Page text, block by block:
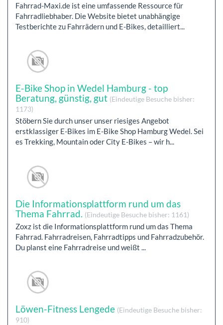
Fahrrad-Maxi.de ist eine umfassende Ressource für
Fahrradliebhaber. Die Website bietet unabhängige
Testberichte zu Fahrrädern und E-Bikes, detailliert...
E-Bike Shop in Wedel Hamburg - top
Beratung, günstig, gut (Eindeutige Besuche bisher:
1173)
Stöbern Sie durch unser unser riesiges Angebot
erstklassiger E-Bikes im E-Bike Shop Hamburg Wedel. Sei
es Trekking, Mountain oder City E-Bikes – wir h...
Die Informationsplattform rund um das
Thema Fahrrad. (Eindeutige Besuche bisher: 1161)
Zoxz ist die Informationsplattform rund um das Thema
Fahrrad. Fahrradreisen, Fahrradtipps und Fahrradzubehör.
Du planst eine Fahrradreise und weißt ...
Löwen-Fitness Lengede (Eindeutige Besuche bisher:
910)